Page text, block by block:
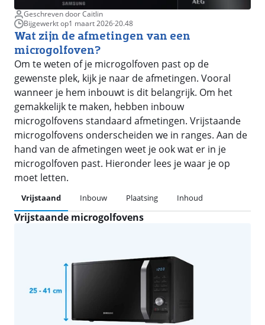
Geschreven door Caitlin
Bijgewerkt op1 maart 2026·20.48
Wat zijn de afmetingen van een
microgolfoven?
Om te weten of je microgolfoven past op de
gewenste plek, kijk je naar de afmetingen. Vooral
wanneer je hem inbouwt is dit belangrijk. Om het
gemakkelijk te maken, hebben inbouw
microgolfovens standaard afmetingen. Vrijstaande
microgolfovens onderscheiden we in ranges. Aan de
hand van de afmetingen weet je ook wat er in je
microgolfoven past. Hieronder lees je waar je op
moet letten.
Vrijstaand Inbouw Plaatsing Inhoud
Vrijstaande microgolfovens